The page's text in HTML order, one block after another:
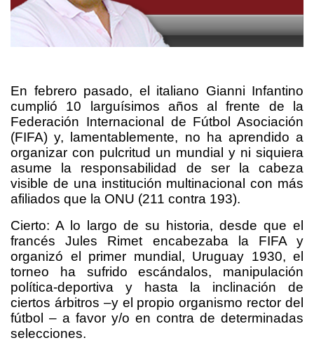
En febrero pasado, el italiano Gianni Infantino
cumplió 10 larguísimos años al frente de la
Federación Internacional de Fútbol Asociación
(FIFA) y, lamentablemente, no ha aprendido a
organizar con pulcritud un mundial y ni siquiera
asume la responsabilidad de ser la cabeza
visible de una institución multinacional con más
afiliados que la ONU (211 contra 193).
Cierto: A lo largo de su historia, desde que el
francés Jules Rimet encabezaba la FIFA y
organizó el primer mundial, Uruguay 1930, el
torneo ha sufrido escándalos, manipulación
política-deportiva y hasta la inclinación de
ciertos árbitros –y el propio organismo rector del
fútbol – a favor y/o en contra de determinadas
selecciones.